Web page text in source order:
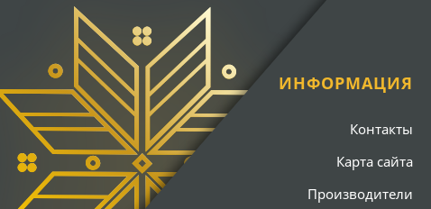
ИНФОРМАЦИЯ
Контакты
Карта сайта
Производители